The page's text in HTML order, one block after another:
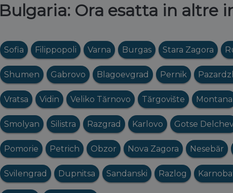
Bulgaria: Ora esatta in altre
Sofia Filippopoli Varna Burgas Stara Zagora
Shumen Gabrovo Blagoevgrad Pernik
Vratsa Vidin Veliko Tărnovo Tărgovište Montana
Smolyan Silistra Razgrad Karlovo Gotse
Pomorie Petrich Obzor Nova Zagora Nesebăr
Svilengrad Dupnitsa Sandanski Razlog